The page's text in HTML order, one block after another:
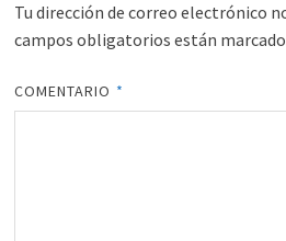
Tu dirección de correo electrónico
campos obligatorios están
COMENTARIO *